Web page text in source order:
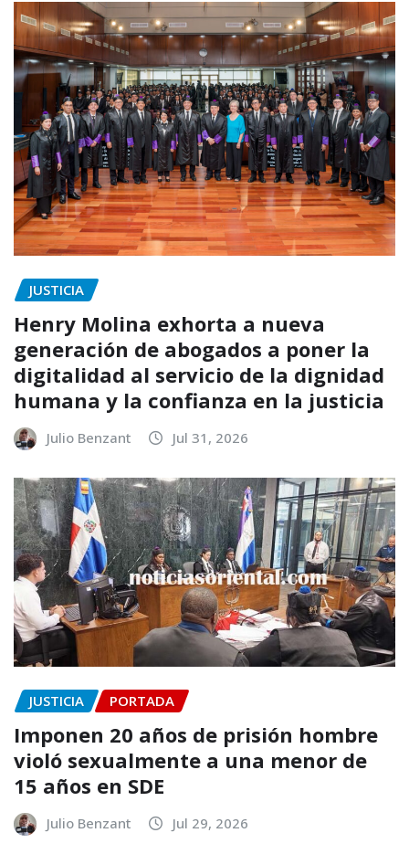
JUSTICIA
Henry Molina exhorta a nueva
generación de abogados a poner la
digitalidad al servicio de la dignidad
humana y la confianza en la justicia
Julio Benzant Jul 31, 2026
JUSTICIA PORTADA
Imponen 20 años de prisión hombre
violó sexualmente a una menor de
15 años en SDE
Julio Benzant Jul 29, 2026